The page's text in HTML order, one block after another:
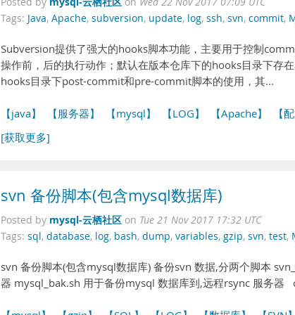
Tags: Java, Apache, subversion, update, log, ssh, svn, commit,
Subversion提供了强大的hooks脚本功能，主要用于控制
操作前，后的执行动作；默认在版本仓库下的hooks目录下存
hooks目录下post-commit和pre-commit脚本的使用，其...
【java】 【服务器】 【mysql】 【LOG】 【Apache】 【
[获取更多]
svn 备份脚本(包含mysql数据库)
Posted by mysql-云栖社区 on Tue 21 Nov 2017 17:32 UTC
Tags: sql, database, log, bash, dump, variables, gzip, svn, test,
svn 备份脚本(包含mysql数据库) 备份svn 数据,分两个脚本
器 mysql_bak.sh 用于备份mysql 数据库到,远程rsync 服务